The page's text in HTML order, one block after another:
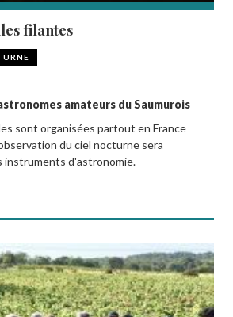
filantes
amateurs du Saumurois
sont organisées partout en France
du ciel nocturne sera
instruments d'astronomie.